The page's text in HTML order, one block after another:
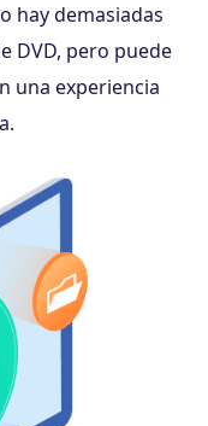
hay demasiadas
DVD, pero puede
una experiencia